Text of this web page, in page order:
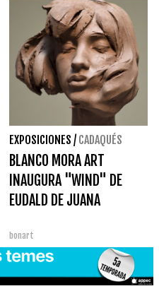
EXPOSICIONES / CADAQUÉS
BLANCO MORA ART
INAUGURA "WIND" DE
EUDALD DE JUANA
bonart